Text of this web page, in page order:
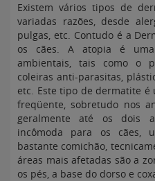
Existem vários tipos de
variadas razões, desde
pulgas, etc. Contudo é a
os cães. A atopia é
ambientais, tais como o
coleiras anti-parasitas,
etc. Este tipo de dermatite é
freqüente, sobretudo nos
geralmente até os dois
incômoda para os cães,
bastante comichão,
áreas mais afetadas são a
os pés, a base do dorso e